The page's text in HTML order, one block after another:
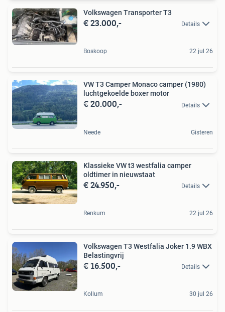
Volkswagen Transporter T3
€ 23.000,- Details
Boskoop 22 jul 26
VW T3 Camper Monaco camper (1980)
luchtgekoelde boxer motor
€ 20.000,- Details
Neede Gisteren
Klassieke VW t3 westfalia camper
oldtimer in nieuwstaat
€ 24.950,- Details
Renkum 22 jul 26
Volkswagen T3 Westfalia Joker 1.9 WBX
Belastingvrij
€ 16.500,- Details
Kollum 30 jul 26